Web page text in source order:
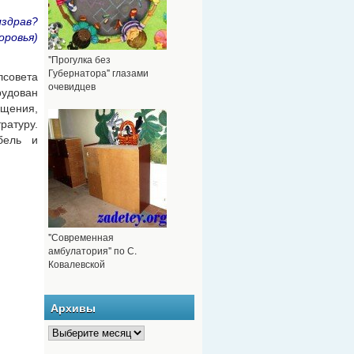
и
"Прогулка без
Губернатора" глазами
очевидцев
"Современная
амбулатория" по С.
Ковалевской
Архивы